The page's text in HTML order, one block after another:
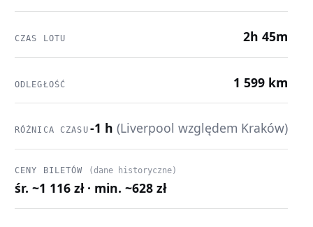
CZAS LOTU 2h 45m
ODLEGŁOŚĆ 1 599 km
RÓŻNICA CZASU -1 h(Liverpool względem Kraków)
CENY BILETÓW (dane historyczne)
śr. ~1 116 zł · min. ~628 zł